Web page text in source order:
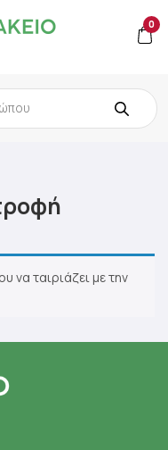
0
να ταιριάζει με την